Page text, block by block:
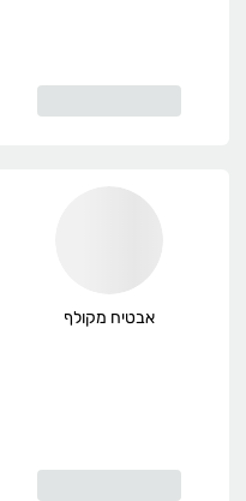
אבטיח מקולף